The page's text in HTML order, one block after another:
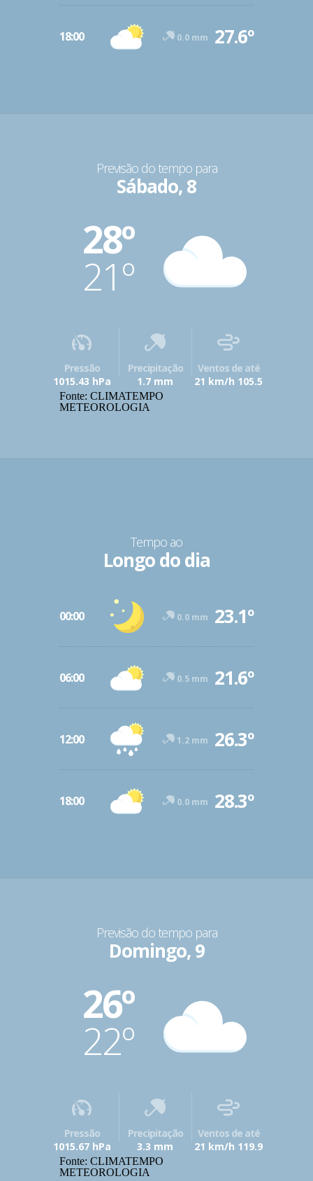
18:00 0.0 mm 27.6º
Previsão do tempo para
Sábado, 8
28º
21º
Pressão
1015.43 hPa
Precipitação
1.7 mm
Ventos de até
21 km/h 105.5
Fonte: CLIMATEMPO
METEOROLOGIA
Tempo ao
Longo do dia
00:00 0.0 mm 23.1º
06:00 0.5 mm 21.6º
12:00 1.2 mm 26.3º
18:00 0.0 mm 28.3º
Previsão do tempo para
Domingo, 9
26º
22º
Pressão
1015.67 hPa
Precipitação
3.3 mm
Ventos de até
21 km/h 119.9
Fonte: CLIMATEMPO
METEOROLOGIA